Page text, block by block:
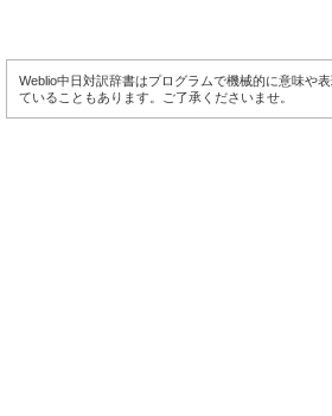
Weblio中日対訳辞書はプログラムで機械的に意味や
ていることもあります。ご了承くださいませ。